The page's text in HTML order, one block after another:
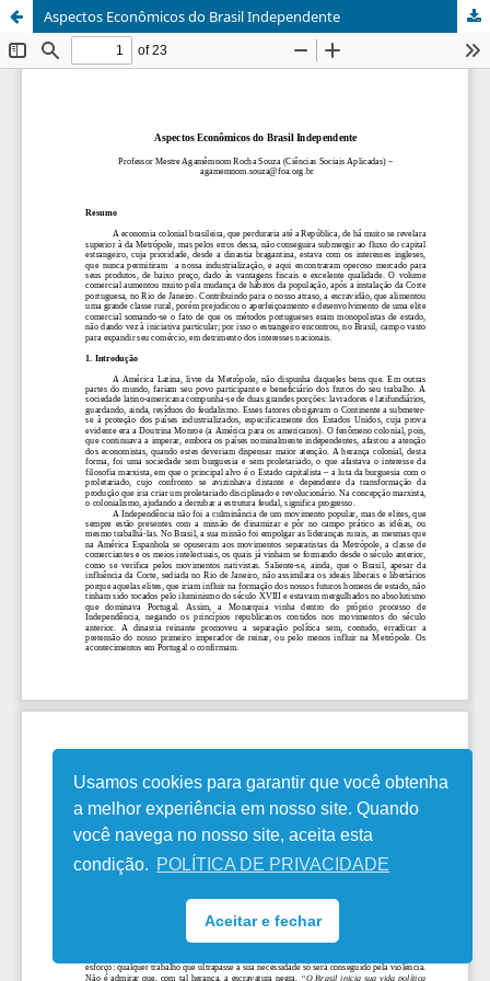
Usamos cookies para garantir que você obtenha
a melhor experiência em nosso site. Quando
você navega no nosso site, aceita esta
condição. POLÍTICA DE PRIVACIDADE
Aceitar e fechar
Aspectos Econômicos do Brasil Independente